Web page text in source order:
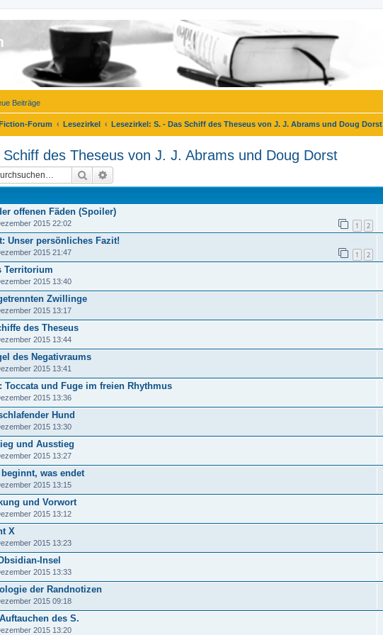
Forum!
Beiträge
Forum Lesezirkel Lesezirkel: S. - Das Schiff des Theseus von J. J. Abrams und Doug Dorst
des Theseus von J. J. Abrams und Doug Dorst
Suche
offenen Fäden (Spoiler)
2015 22:02 1 2
Unser persönliches Fazit!
2015 21:47 1 2
Territorium
2015 13:40
Zwillinge
2015 13:17
des Theseus
2015 13:44
des Negativraums
2015 13:41
Toccata und Fuge im freien Rhythmus
2015 13:36
Hund
2015 13:30
und Ausstieg
2015 13:27
was endet
2015 13:15
und Vorwort
2015 13:12
X
2015 13:23
Insel
2015 13:33
der Randnotizen
2015 09:18
des S.
2015 13:20